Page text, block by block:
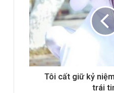
a
i
l
a
d
d
r
Tôi cất giữ kỷ
trái